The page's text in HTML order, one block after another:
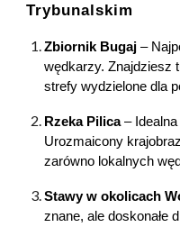
Trybunalskim
Zbiornik Bugaj –
wędkarzy. Znajdziesz
strefy wydzielone dla
Rzeka Pilica– Idealna
Urozmaicony
zarówno lokalnych
Stawy w okolicach
znane, ale doskonałe